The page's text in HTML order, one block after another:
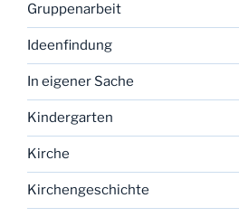
Gruppenarbeit
Ideenfindung
In eigener Sache
Kindergarten
Kirche
Kirchengeschichte